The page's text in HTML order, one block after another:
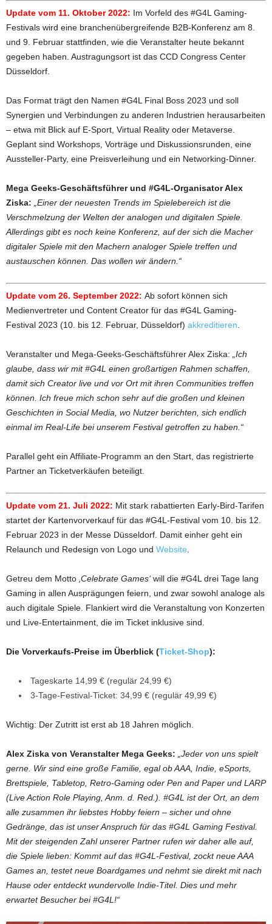
Update vom 11. Oktober 2022: Im Vorfeld des #G4L Gaming-
Festivals wird eine branchenübergreifende B2B-Konferenz am 8.
und 9. Februar stattfinden, wie die Veranstalter heute bekannt
gegeben haben. Austragungsort ist das CCD Congress Center
Düsseldorf.
Das Format trägt den Namen #G4L Final Boss 2023 und soll
Synergien und Verbindungen zu anderen Industrien herausarbeiten
– etwa mit Blick auf E-Sport, Virtual Reality oder Metaverse.
Geplant sind Workshops, Vorträge und Diskussionsrunden, eine
Aussteller-Party, eine Preisverleihung und ein Networking-Dinner.
Mega Geeks-Geschäftsführer und #G4L-Organisator Alex
Ziska:
„Einer der neuesten Trends im Spielebereich ist die
Verschmelzung der Welten der analogen und digitalen Spiele.
Allerdings gibt es noch keine Konferenz, auf der sich die Macher
digitaler Spiele mit den Machern analoger Spiele treffen und
austauschen können. Das wollen wir ändern.“
Update vom 26. September 2022: Ab sofort können sich
Medienvertreter und Content Creator für das #G4L Gaming-
Festival 2023 (10. bis 12. Februar, Düsseldorf) akkreditieren
Veranstalter und Mega-Geeks-Geschäftsführer Alex Ziska:
„Ich
glaube, dass wir mit #G4L einen großartigen Rahmen schaffen,
damit sich Creator live und vor Ort mit ihren Communities treffen
können. Ich freue mich schon sehr auf die großen und kleinen
Geschichten in Social Media, wo Nutzer berichten, sich endlich
einmal im Real-Life bei unserem Festival getroffen zu haben.“
Parallel geht ein Affiliate-Programm an den Start, das registrierte
Partner an Ticketverkäufen beteiligt.
Update vom 21. Juli 2022: Mit stark rabattierten Early-Bird-Tarifen
startet der Kartenvorverkauf für das #G4L-Festival vom 10. bis 12.
Februar 2023 in der Messe Düsseldorf. Damit einher geht ein
Relaunch und Redesign von Logo und Website
Getreu dem Motto ‚Celebrate Games‘ will die #G4L drei Tage lang
Gaming in allen Ausprägungen feiern, und zwar sowohl analoge als
auch digitale Spiele. Flankiert wird die Veranstaltung von Konzerten
und Live-Entertainment, die im Ticket inklusive sind.
Die Vorverkaufs-Preise im Überblick (Ticket-Shop):
Tageskarte 14,99 € (regulär 24,99 €)
3-Tage-Festival-Ticket: 34,99 € (regulär 49,99 €)
Wichtig: Der Zutritt ist erst ab 18 Jahren möglich.
Alex Ziska von Veranstalter Mega Geeks: „Jeder von uns spielt
gerne. Wir sind eine große Familie, egal ob AAA, Indie, eSports,
Brettspiele, Tabletop, Retro-Gaming oder Pen and Paper und LARP
(Live Action Role Playing, Anm. d. Red.). #G4L ist der Ort, an dem
alle zusammen ihr liebstes Hobby feiern – sicher und ohne
Gedränge, das ist unser Anspruch für das #G4L Gaming Festival.
Mit der steigenden Zahl unserer Partner rufen wir daher alle auf,
die Spiele lieben: Kommt auf das #G4L-Festival, zockt neue AAA
Games an, testet neue Boardgames und nehmt sie direkt mit nach
Hause oder entdeckt wundervolle Indie-Titel. Dies und mehr
erwartet Besucher bei #G4L!“